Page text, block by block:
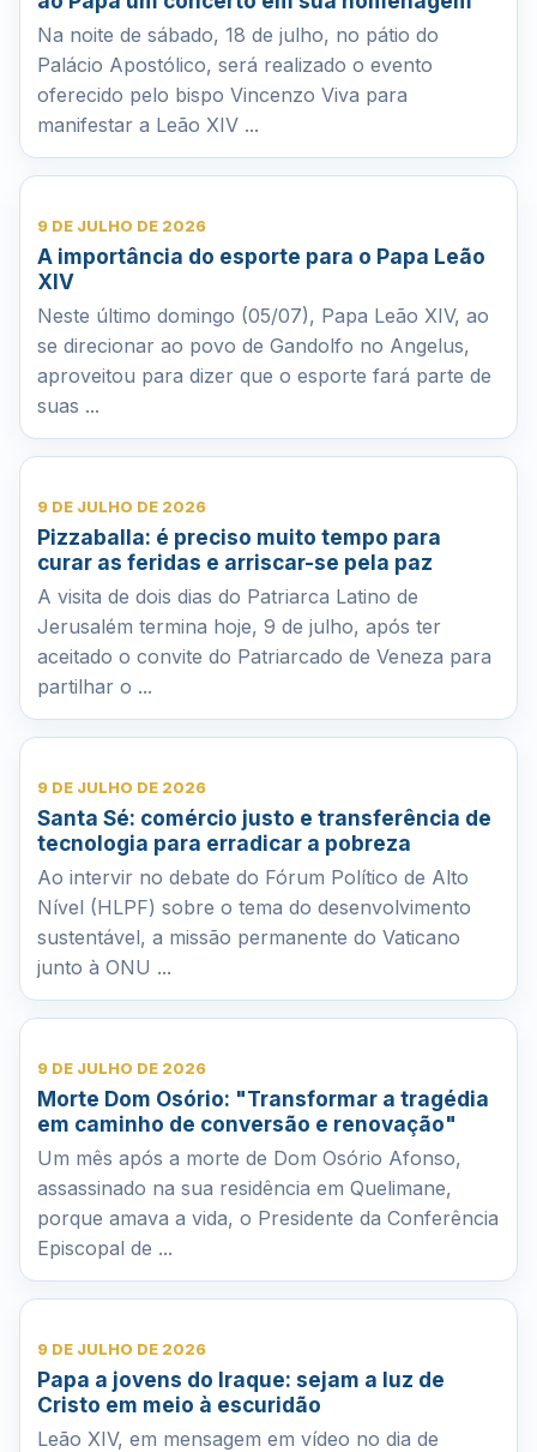
Na noite de sábado, 18 de julho, no pátio do
Palácio Apostólico, será realizado o evento
oferecido pelo bispo Vincenzo Viva para
manifestar a Leão XIV ...
9 DE JULHO DE 2026
A importância do esporte para o Papa Leão
XIV
Neste último domingo (05/07), Papa Leão XIV, ao
se direcionar ao povo de Gandolfo no Angelus,
aproveitou para dizer que o esporte fará parte de
suas ...
9 DE JULHO DE 2026
Pizzaballa: é preciso muito tempo para
curar as feridas e arriscar-se pela paz
A visita de dois dias do Patriarca Latino de
Jerusalém termina hoje, 9 de julho, após ter
aceitado o convite do Patriarcado de Veneza para
partilhar o ...
9 DE JULHO DE 2026
Santa Sé: comércio justo e transferência de
tecnologia para erradicar a pobreza
Ao intervir no debate do Fórum Político de Alto
Nível (HLPF) sobre o tema do desenvolvimento
sustentável, a missão permanente do Vaticano
junto à ONU ...
9 DE JULHO DE 2026
Morte Dom Osório: "Transformar a tragédia
em caminho de conversão e renovação"
Um mês após a morte de Dom Osório Afonso,
assassinado na sua residência em Quelimane,
porque amava a vida, o Presidente da Conferência
Episcopal de ...
9 DE JULHO DE 2026
Papa a jovens do Iraque: sejam a luz de
Cristo em meio à escuridão
Leão XIV, em mensagem em vídeo no dia de